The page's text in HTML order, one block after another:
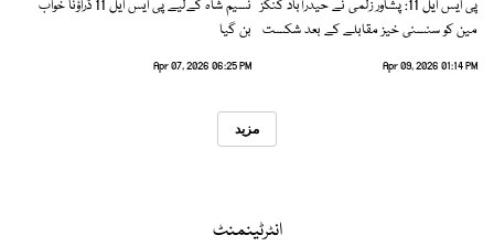
پی ایس ایل 11: پشاور زلمی نے حیدرآباد کنگز
مین کو سنسنی خیز مقابلے کے بعد شکست
Apr 09, 2026 01:14 PM
نسیم شاہ کےلیے پی ایس ایل 11 ڈراؤنا خواب
بن گیا
Apr 07, 2026 06:25 PM
مزید
انٹرٹینمنٹ